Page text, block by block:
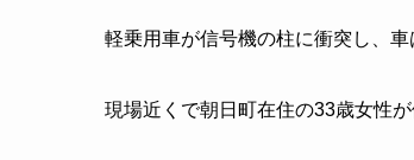
軽乗用車が信号機の柱に衝突し、車
現場近くで朝日町在住の33歳女性